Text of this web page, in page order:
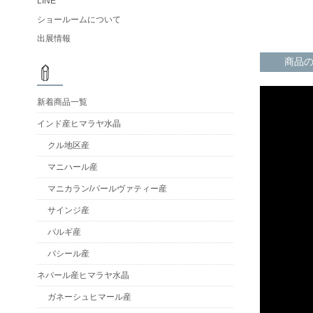
商品
ショールームについて
出展情報
新着商品一覧
インド産ヒマラヤ水晶
クル地区産
マニハール産
マニカラン/パールヴァティー産
サインジ産
パルギ産
バシール産
ネパール産ヒマラヤ水晶
ガネーシュヒマール産